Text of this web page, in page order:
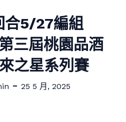
合5/27編組
三屆桃園品酒
之星系列賽
25 5 月, 2025